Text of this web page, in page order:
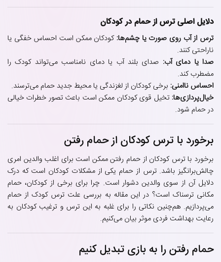
دلایل اصلی ترس از حمام در کودکان
ترس از آب روی صورت یا چشم‌ها: کودکان ممکن است احساس خفگی یا
ناراحتی کنند.
صدا یا دمای آب: صدای بلند آب یا دمای نامناسب می‌تواند کودک را
مضطرب کند.
احساس ناامنی: برخی کودکان از لغزندگی یا محیط جدید حمام می‌ترسند.
خیال‌پردازی‌ها: تخیل قوی کودکان ممکن است باعث تصور خطرات خیالی
در حمام شود.
برخورد با ترس کودکان از حمام رفتن
برخورد با ترس کودکان از حمام رفتن ممکن است برای اغلب والدین امری
چالش‌برانگیز باشد. ترس از حمام یکی از مشکلات کودکان است که درک
دلایل آن از سوی والدین دشوار است. چرا برای برخی از کودکان، حمام
مکانی ترسناک است؟ در این مقاله به بررسی علت ترس کودک از حمام
می‌پردازیم. هم‌چنین نکاتی را برای غلبه به این ترس و ترغیب کودکان به
رعایت بهداشت فردی موثر بیان می‌کنیم.
حمام رفتن را به بازی تبدیل کنیم